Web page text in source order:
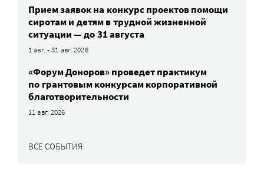
Прием заявок на конкурс проектов помощи
сиротам и детям в трудной жизненной
ситуации — до 31 августа
1 авг. - 31 авг. 2026
«Форум Доноров» проведет практикум
по грантовым конкурсам корпоративной
благотворительности
11 авг. 2026
ВСЕ СОБЫТИЯ